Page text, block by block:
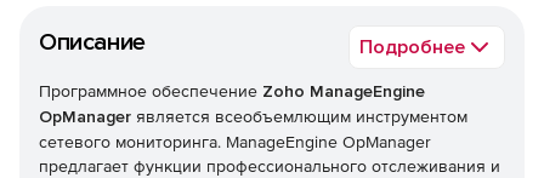
Описание Подробнее
Программное обеспечение Zoho ManageEngine
OpManager является всеобъемлющим инструментом
сетевого мониторинга. ManageEngine OpManager
предлагает функции профессионального отслеживания и